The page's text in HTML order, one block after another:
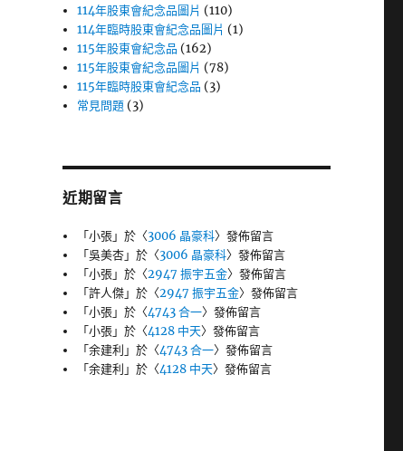
114年股東會紀念品圖片 (110)
114年臨時股東會紀念品圖片 (1)
115年股東會紀念品 (162)
115年股東會紀念品圖片 (78)
115年臨時股東會紀念品 (3)
常見問題 (3)
近期留言
「小張」於〈3006 晶豪科〉發佈留言
「吳美杏」於〈3006 晶豪科〉發佈留言
「小張」於〈2947 振宇五金〉發佈留言
「許人傑」於〈2947 振宇五金〉發佈留言
「小張」於〈4743 合一〉發佈留言
「小張」於〈4128 中天〉發佈留言
「余建利 」於〈4743 合一〉發佈留言
「余建利 」於〈4128 中天〉發佈留言